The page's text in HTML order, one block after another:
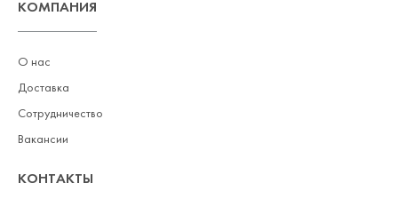
КОМПАНИЯ
О нас
Доставка
Сотрудничество
Вакансии
КОНТАКТЫ